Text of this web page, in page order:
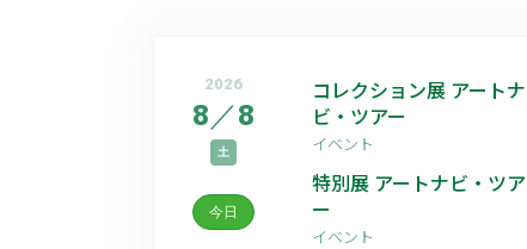
2026
8 ／8
土
今日
コレクション展 アートナ
ビ・ツアー
イベント
特別展 アートナビ・ツア
ー
イベント